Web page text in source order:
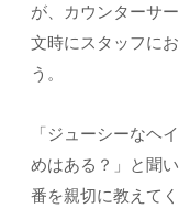
が、カウンターサ
文時にスタッフに
う。
「ジューシーなヘ
めはある？」と聞
番を親切に教えて